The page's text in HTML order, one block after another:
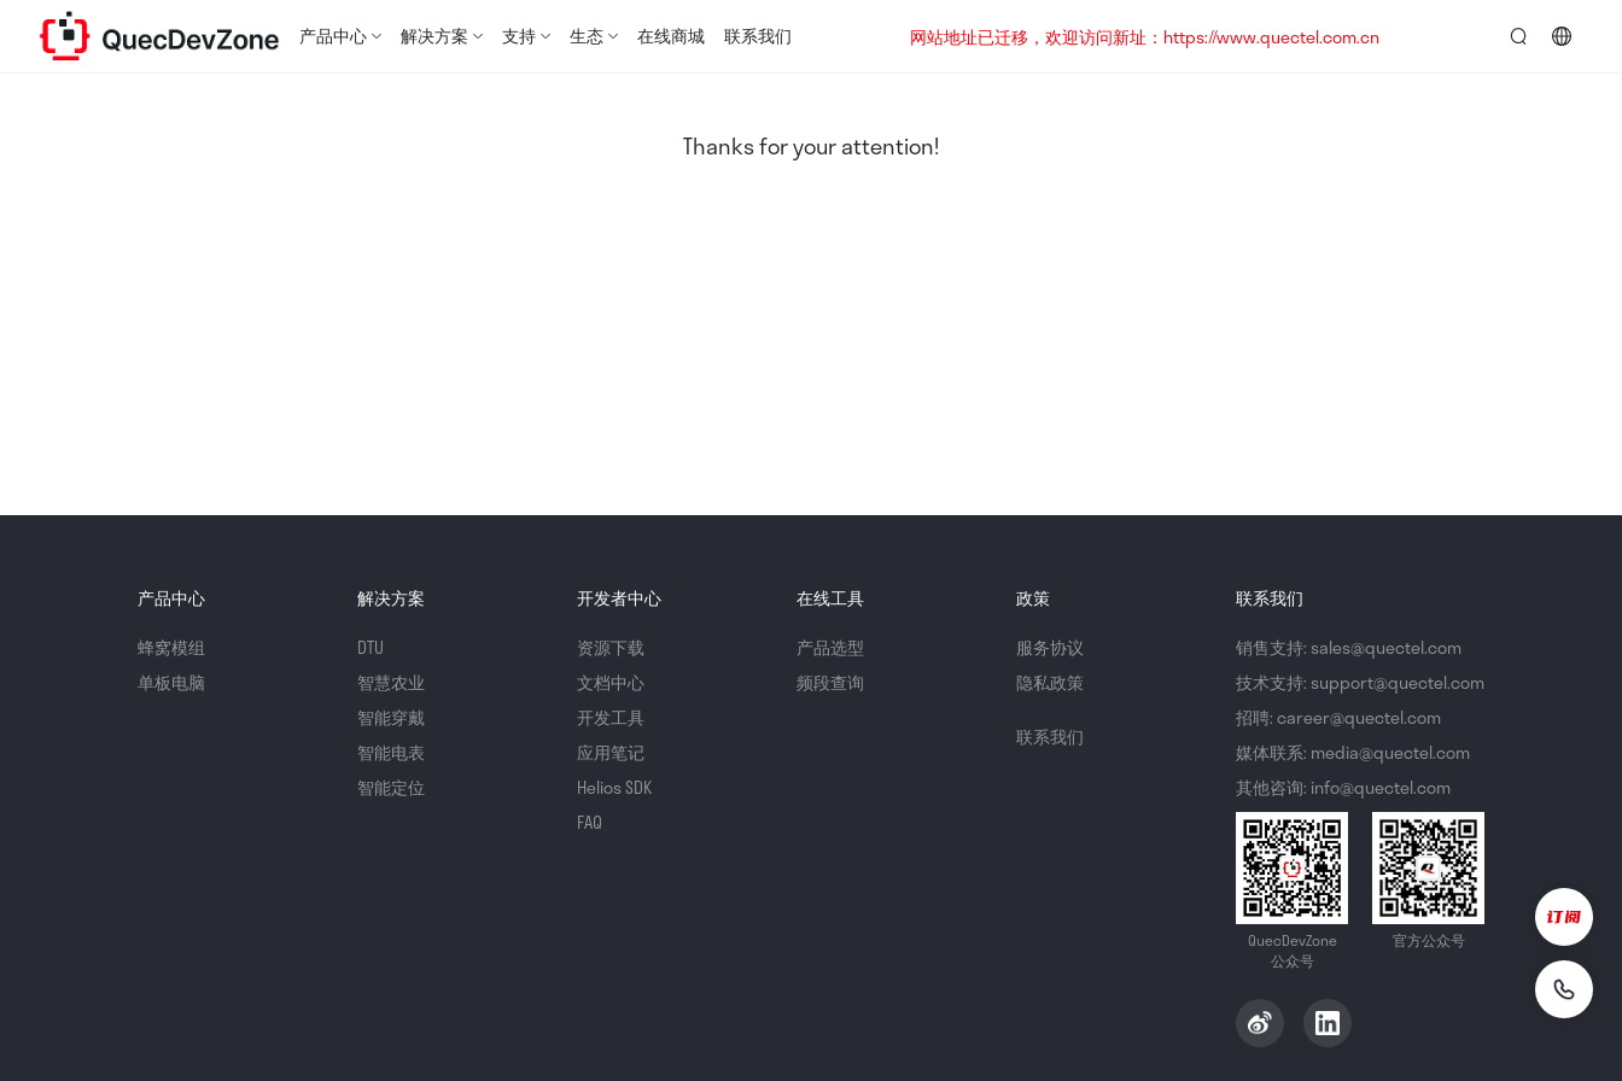
产品中心 解决方案 支持 生态 在线商城 联系我们
网站地址已迁移，欢迎访问新址：https://www.quectel.com.cn
Thanks for your attention!
产品中心
蜂窝模组
单板电脑
解决方案
DTU
智慧农业
智能穿戴
智能电表
智能定位
开发者中心
资源下载
文档中心
开发工具
应用笔记
Helios SDK
FAQ
在线工具
产品选型
频段查询
政策
服务协议
隐私政策
联系我们
联系我们
销售支持: sales@quectel.com
技术支持: support@quectel.com
招聘: career@quectel.com
媒体联系: media@quectel.com
其他咨询: info@quectel.com
QuecDevZone
公众号
官方公众号